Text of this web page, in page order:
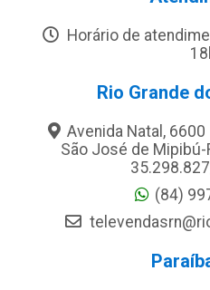
Horário de
Rio Grande
Avenida Natal, 6600
São José de Mipibú-
(84)